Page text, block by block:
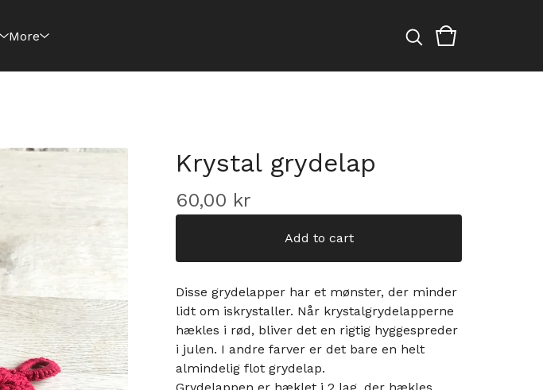
More
Krystal grydelap
60,00 kr
Add to cart
Disse grydelapper har et mønster, der minder
lidt om iskrystaller. Når krystalgrydelapperne
hækles i rød, bliver det en rigtig hyggespreder
i julen. I andre farver er det bare en helt
almindelig flot grydelap.